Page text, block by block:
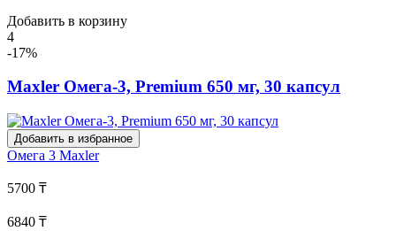
Добавить в корзину
4
-17%
Maxler Омега-3, Premium 650 мг, 30 капсул
Добавить в избранное
Омега 3 Maxler
5700 ₸
6840 ₸